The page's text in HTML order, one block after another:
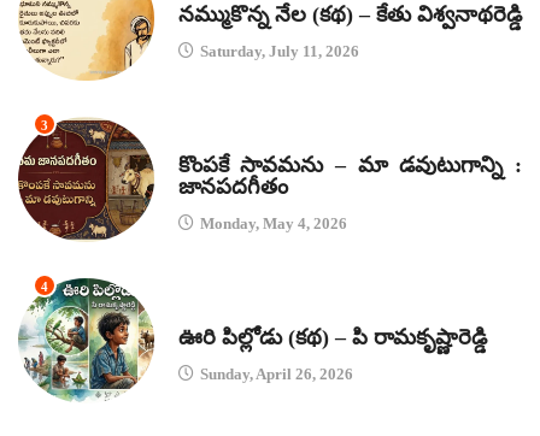
నమ్ముకొన్న నేల (కథ) – కేతు విశ్వనాథరెడ్డి
Saturday, July 11, 2026
3
కొంపకే సావమను – మా డవుటుగాన్ని :
జానపదగీతం
Monday, May 4, 2026
4
ఊరి పిల్లోడు (కథ) – పి రామకృష్ణారెడ్డి
Sunday, April 26, 2026